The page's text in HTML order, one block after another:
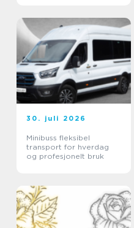
30. juli 2026
Minibuss fleksibel
transport for hverdag
og profesjonelt bruk